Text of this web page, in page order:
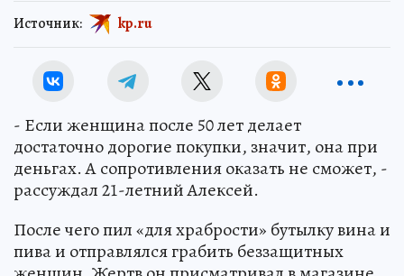
Источник: kp.ru
- Если женщина после 50 лет делает
достаточно дорогие покупки, значит, она при
деньгах. А сопротивления оказать не сможет, -
рассуждал 21-летний Алексей.
После чего пил «для храбрости» бутылку вина и
пива и отправлялся грабить беззащитных